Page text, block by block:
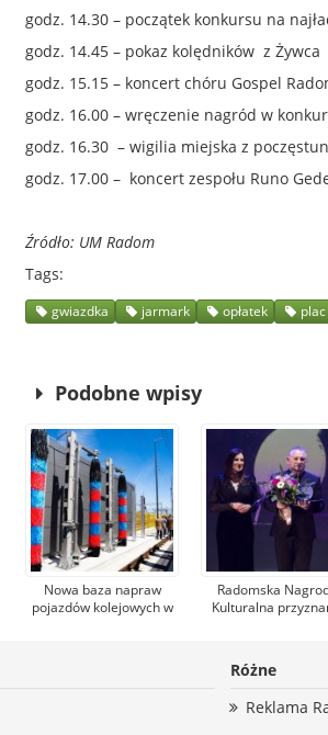
godz. 14.30 – początek konkursu na
godz. 14.45 – pokaz kolędników z Żywca
godz. 15.15 – koncert chóru Gospel
godz. 16.00 – wręczenie nagród w
godz. 16.30 – wigilia miejska z
godz. 17.00 – koncert zespołu Runo
Źródło: UM Radom
Tags
gwiazdka jarmark opłatek
Podobne wpisy
Nowa baza napraw
pojazdów kolejowych w
Radomska
Kulturalna
menadżerowie i
organizatorzy
Różne
Reklama